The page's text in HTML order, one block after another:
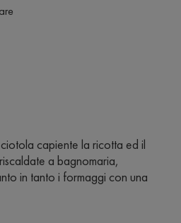
capiente la ricotta ed il
a bagnomaria,
in tanto i formaggi con una